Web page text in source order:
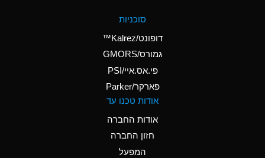
Ammonium Persulfate
Ammonium Phosphate
A
Ammonium Sulfate
*
Amyl Acetate (Banana
סוכניות
דופונט/Kalrez™
גמורס/GMORS
פי.אס.איי/PSI
פארקר/Parker
אודות טכנו עד
אודות החברה
חזון החברה
המפעל